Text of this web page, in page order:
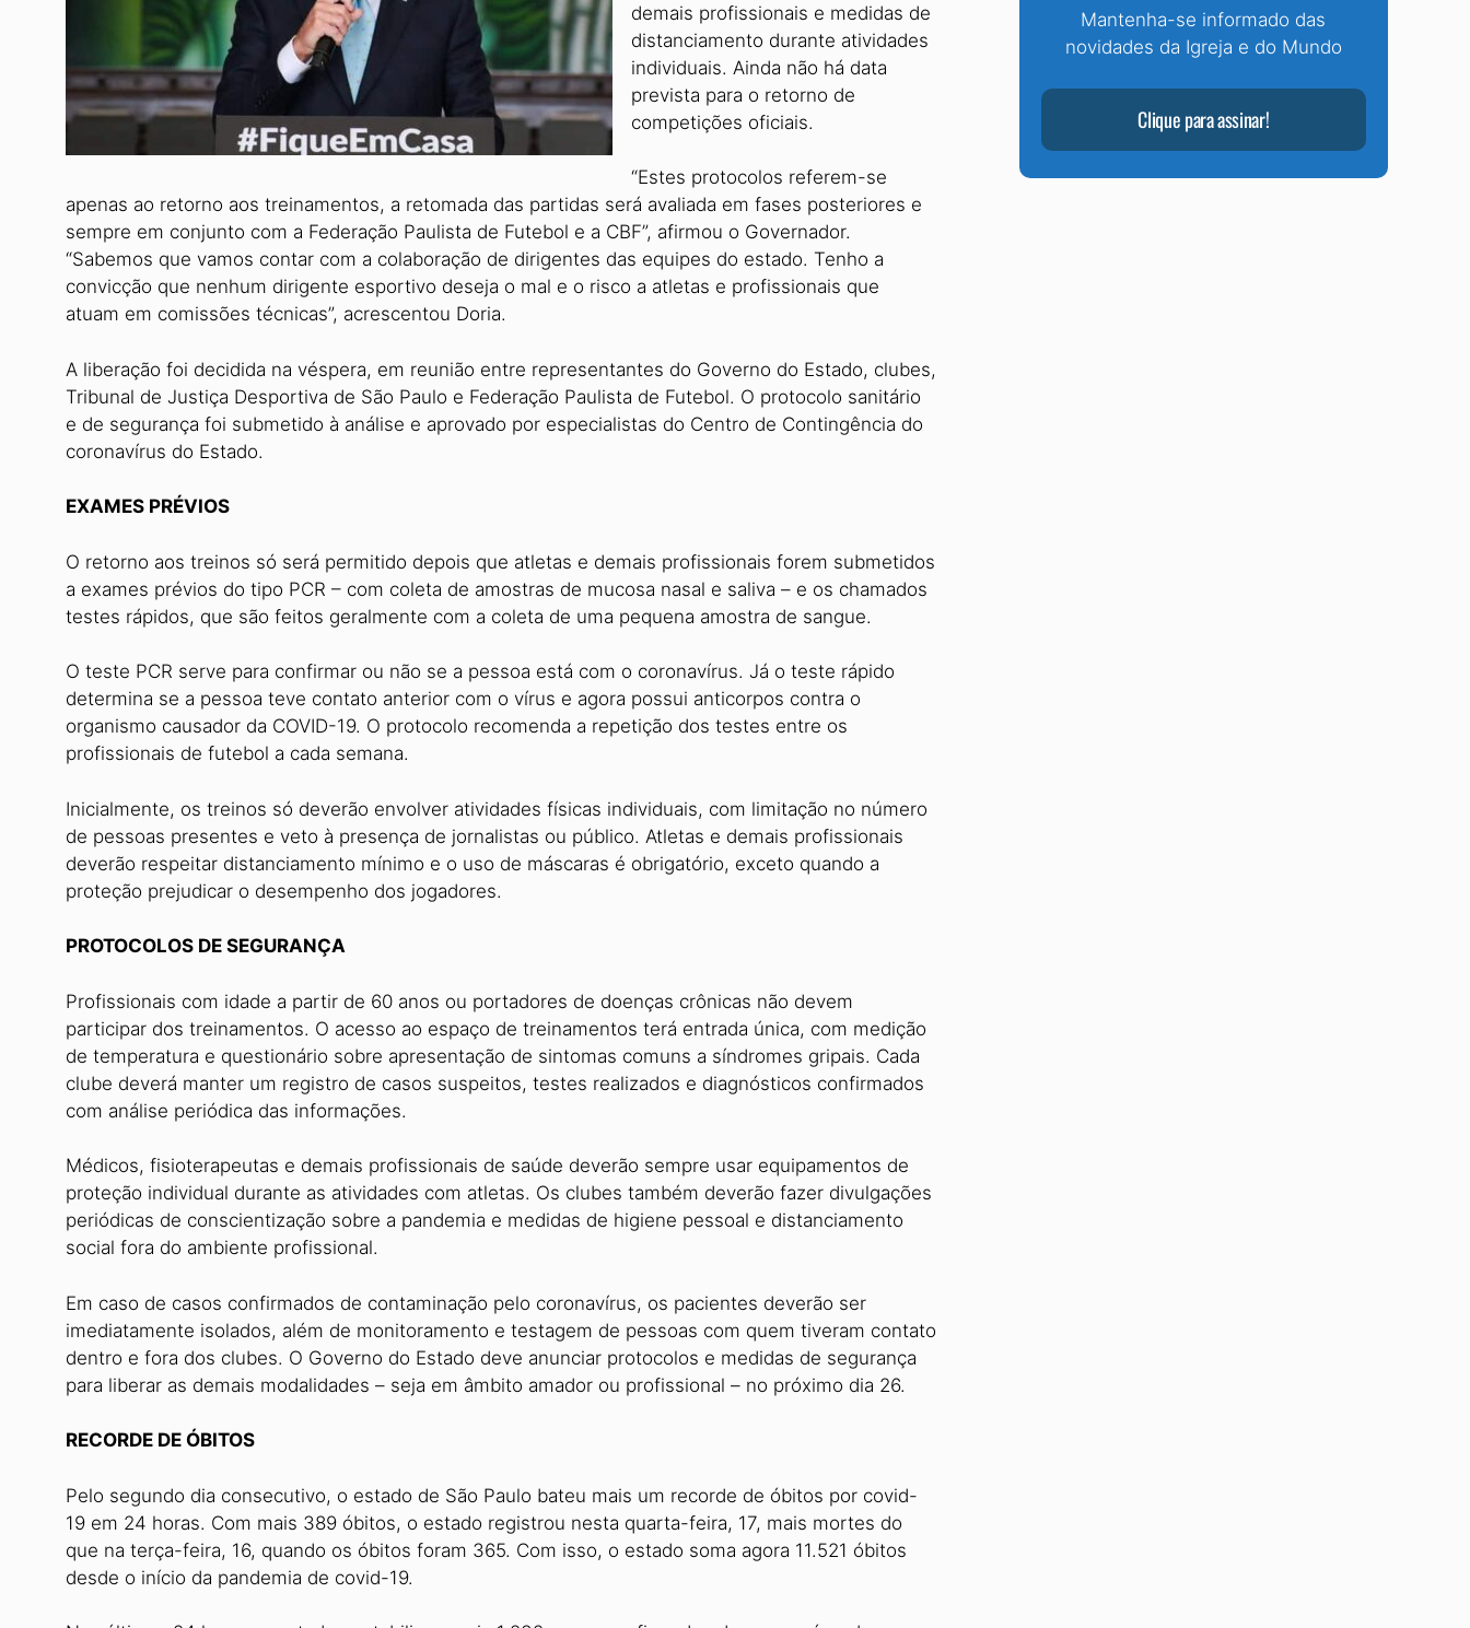
demais profissionais e medidas de
distanciamento durante atividades
individuais. Ainda não há data
prevista para o retorno de
competições oficiais.
“Estes protocolos referem-se
apenas ao retorno aos treinamentos, a retomada das partidas será avaliada em fases posteriores e
sempre em conjunto com a Federação Paulista de Futebol e a CBF”, afirmou o Governador.
“Sabemos que vamos contar com a colaboração de dirigentes das equipes do estado. Tenho a
convicção que nenhum dirigente esportivo deseja o mal e o risco a atletas e profissionais que
atuam em comissões técnicas”, acrescentou Doria.
A liberação foi decidida na véspera, em reunião entre representantes do Governo do Estado, clubes,
Tribunal de Justiça Desportiva de São Paulo e Federação Paulista de Futebol. O protocolo sanitário
e de segurança foi submetido à análise e aprovado por especialistas do Centro de Contingência do
coronavírus do Estado.
EXAMES PRÉVIOS
O retorno aos treinos só será permitido depois que atletas e demais profissionais forem submetidos
a exames prévios do tipo PCR – com coleta de amostras de mucosa nasal e saliva – e os chamados
testes rápidos, que são feitos geralmente com a coleta de uma pequena amostra de sangue.
O teste PCR serve para confirmar ou não se a pessoa está com o coronavírus. Já o teste rápido
determina se a pessoa teve contato anterior com o vírus e agora possui anticorpos contra o
organismo causador da COVID-19. O protocolo recomenda a repetição dos testes entre os
profissionais de futebol a cada semana.
Inicialmente, os treinos só deverão envolver atividades físicas individuais, com limitação no número
de pessoas presentes e veto à presença de jornalistas ou público. Atletas e demais profissionais
deverão respeitar distanciamento mínimo e o uso de máscaras é obrigatório, exceto quando a
proteção prejudicar o desempenho dos jogadores.
PROTOCOLOS DE SEGURANÇA
Profissionais com idade a partir de 60 anos ou portadores de doenças crônicas não devem
participar dos treinamentos. O acesso ao espaço de treinamentos terá entrada única, com medição
de temperatura e questionário sobre apresentação de sintomas comuns a síndromes gripais. Cada
clube deverá manter um registro de casos suspeitos, testes realizados e diagnósticos confirmados
com análise periódica das informações.
Médicos, fisioterapeutas e demais profissionais de saúde deverão sempre usar equipamentos de
proteção individual durante as atividades com atletas. Os clubes também deverão fazer divulgações
periódicas de conscientização sobre a pandemia e medidas de higiene pessoal e distanciamento
social fora do ambiente profissional.
Em caso de casos confirmados de contaminação pelo coronavírus, os pacientes deverão ser
imediatamente isolados, além de monitoramento e testagem de pessoas com quem tiveram contato
dentro e fora dos clubes. O Governo do Estado deve anunciar protocolos e medidas de segurança
para liberar as demais modalidades – seja em âmbito amador ou profissional – no próximo dia 26.
RECORDE DE ÓBITOS
Pelo segundo dia consecutivo, o estado de São Paulo bateu mais um recorde de óbitos por covid-
19 em 24 horas. Com mais 389 óbitos, o estado registrou nesta quarta-feira, 17, mais mortes do
que na terça-feira, 16, quando os óbitos foram 365. Com isso, o estado soma agora 11.521 óbitos
desde o início da pandemia de covid-19.
Mantenha-se informado das
novidades da Igreja e do Mundo
Clique para assinar!